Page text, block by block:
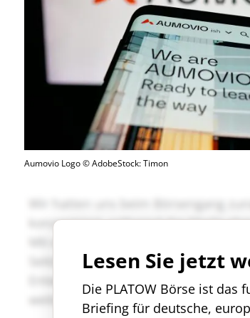
Aumovio Logo © AdobeStock: Timon
Lesen Sie jetzt
Die PLATOW Börse ist das
Briefing für deutsche,